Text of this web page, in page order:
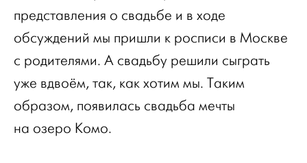
представления о свадьбе и в ходе
обсуждений мы пришли к росписи в Москве
с родителями. А свадьбу решили сыграть
уже вдвоём, так, как хотим мы. Таким
образом, появилась свадьба мечты
на озеро Комо.